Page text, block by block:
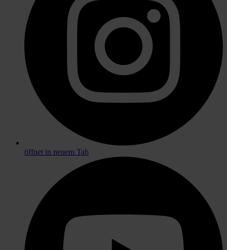
öffnet in neuem Tab